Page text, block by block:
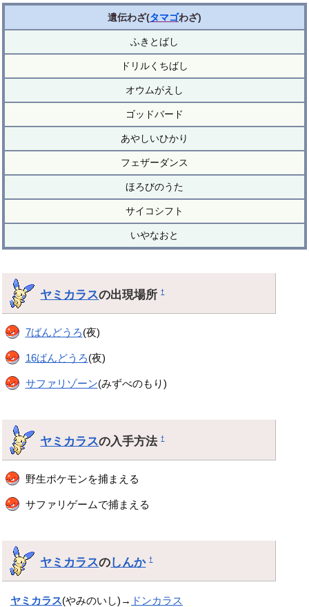
遺伝わざ(タマゴわざ)
ふきとばし
ドリルくちばし
オウムがえし
ゴッドバード
あやしいひかり
フェザーダンス
ほろびのうた
サイコシフト
いやなおと
ヤミカラスの出現場所†
7ばんどうろ(夜)
16ばんどうろ(夜)
サファリゾーン(みずべのもり)
ヤミカラスの入手方法†
野生ポケモンを捕まえる
サファリゲームで捕まえる
ヤミカラスのしんか †
ヤミカラス(やみのいし)→ ドンカラス